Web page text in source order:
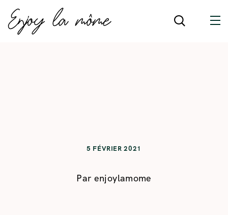
5 FÉVRIER 2021
Par enjoylamome